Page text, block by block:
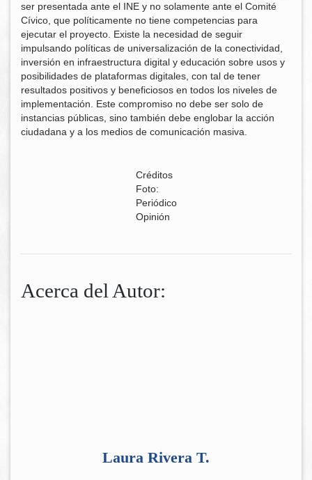
ser presentada ante el INE y no solamente ante el Comité
Cívico, que políticamente no tiene competencias para
ejecutar el proyecto. Existe la necesidad de seguir
impulsando políticas de universalización de la conectividad,
inversión en infraestructura digital y educación sobre usos y
posibilidades de plataformas digitales, con tal de tener
resultados positivos y beneficiosos en todos los niveles de
implementación. Este compromiso no debe ser solo de
instancias públicas, sino también debe englobar la acción
ciudadana y a los medios de comunicación masiva.
Créditos
Foto:
Periódico
Opinión
Acerca del Autor:
Laura Rivera T.